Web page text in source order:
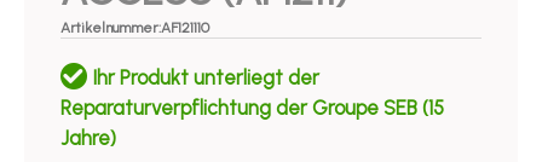
Artikelnummer:AF121110
Ihr Produkt unterliegt der
Reparaturverpflichtung der Groupe SEB (15
Jahre)​